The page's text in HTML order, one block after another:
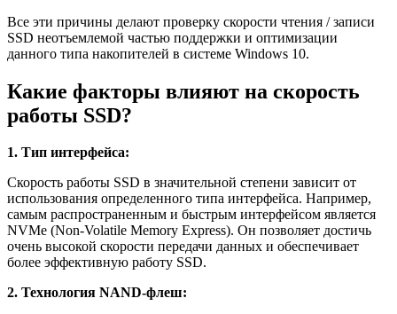
Все эти причины делают проверку скорости чтения / записи
SSD неотъемлемой частью поддержки и оптимизации
данного типа накопителей в системе Windows 10.
Какие факторы влияют на скорость
работы SSD?
1. Тип интерфейса:
Скорость работы SSD в значительной степени зависит от
использования определенного типа интерфейса. Например,
самым распространенным и быстрым интерфейсом является
NVMe (Non-Volatile Memory Express). Он позволяет достичь
очень высокой скорости передачи данных и обеспечивает
более эффективную работу SSD.
2. Технология NAND-флеш: